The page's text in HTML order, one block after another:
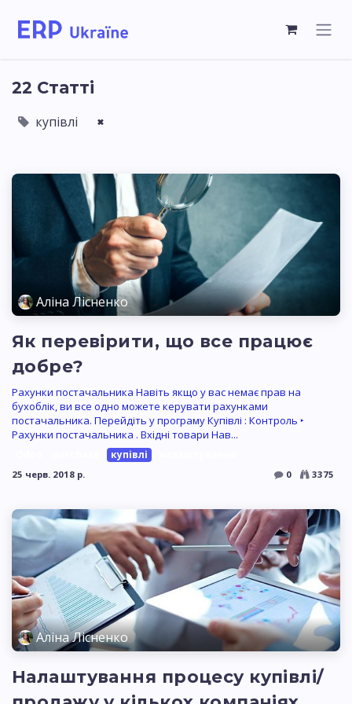
22 Статті
купівлі ×
Аліна Лісненко
Як перевірити, що все працює
добре?
Рахунки постачальника Навіть якщо у вас немає прав на
бухоблік, ви все одно можете керувати рахунками
постачальника. Перейдіть у програму Купівлі : Контроль ‣
Рахунки постачальника . Вхідні товари Нав...
купівлі
25 черв. 2018 р. 0 3375
Аліна Лісненко
Налаштування процесу купівлі/